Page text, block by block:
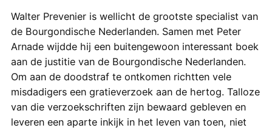
Walter Prevenier is wellicht de grootste specialist van
de Bourgondische Nederlanden. Samen met Peter
Arnade wijdde hij een buitengewoon interessant boek
aan de justitie van de Bourgondische Nederlanden.
Om aan de doodstraf te ontkomen richtten vele
misdadigers een gratieverzoek aan de hertog. Talloze
van die verzoekschriften zijn bewaard gebleven en
leveren een aparte inkijk in het leven van toen, niet